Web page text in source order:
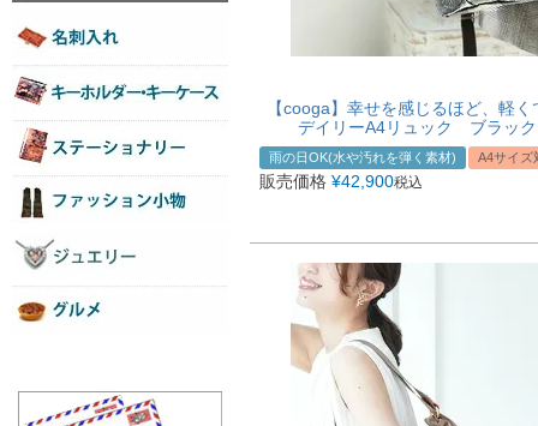
【cooga】幸せを感じるほど、軽
デイリーA4リュック ブラッ
雨の日OK(水や汚れを弾く素材) A4サイズ
販売価格 ¥42,900税込